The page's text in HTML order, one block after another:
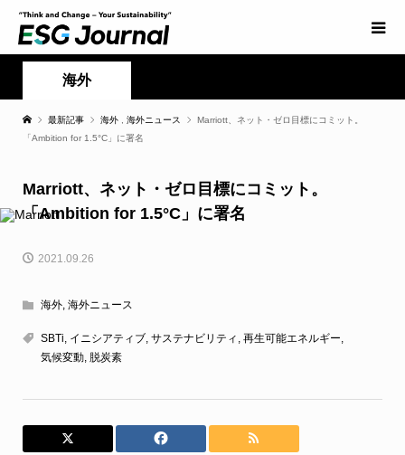
海外
最新記事 海外 海外ニュース
Marriott、ネット・ゼロ目標にコミット。
「Ambition for 1.5°C」に署名
Marriott、ネット・ゼロ目標にコミット。
「Ambition for 1.5°C」に署名
2021.09.26
海外, 海外ニュース
SBTi, イニシアティブ, サステナビリティ , 再生可能エネルギー,
気候変動, 脱炭素